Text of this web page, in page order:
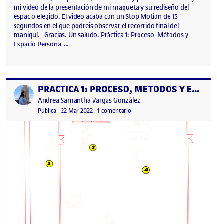
mi video de la presentación de mi maqueta y su rediseño del
espacio elegido. El video acaba con un Stop Motion de 15
segundos en el que podreis observar el recorrido final del
maniquí. Gracias. Un saludo. Práctica 1: Proceso, Métodos y
Espacio Personal …
Publicado por PRÁCTICA 1: PROCESO, MÉTODOS Y ESPACIO PERSONAL
Publicado por
Andrea Samantha Vargas González
Visibilidad:
Pública-Fecha de publicación
22 Mar 2022-1 comentario